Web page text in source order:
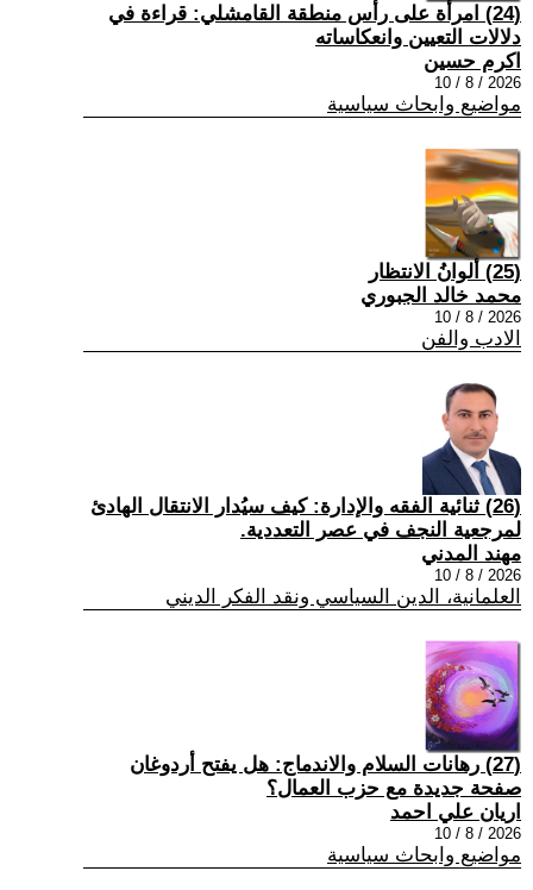
(24) امرأة على رأس منطقة القامشلي: قراءة في
دلالات التعيين وانعكاساته
اكرم حسين
2026 / 8 / 10
مواضيع وابحاث سياسية
(25) ألوانُ الانتظار
محمد خالد الجبوري
2026 / 8 / 10
الادب والفن
(26) ثنائية الفقه والإدارة: كيف سيُدار الانتقال الهادئ
لمرجعية النجف في عصر التعددية.
مهند المدني
2026 / 8 / 10
العلمانية، الدين السياسي ونقد الفكر الديني
(27) رهانات السلام والاندماج: هل يفتح أردوغان
صفحة جديدة مع حزب العمال؟
اريان علي احمد
2026 / 8 / 10
مواضيع وابحاث سياسية